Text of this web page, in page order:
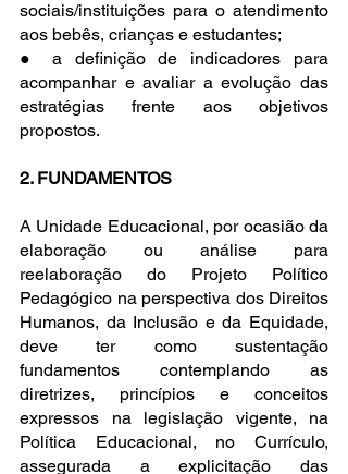
sociais/instituições para o atendimento
aos bebês, crianças e estudantes;
● a definição de indicadores para
acompanhar e avaliar a evolução das
estratégias frente aos objetivos
propostos.
2. FUNDAMENTOS
A Unidade Educacional, por ocasião da
elaboração ou análise para
reelaboração do Projeto Político
Pedagógico na perspectiva dos Direitos
Humanos, da Inclusão e da Equidade,
deve ter como sustentação
fundamentos contemplando as
diretrizes, princípios e conceitos
expressos na legislação vigente, na
Política Educacional, no Currículo,
assegurada a explicitação das